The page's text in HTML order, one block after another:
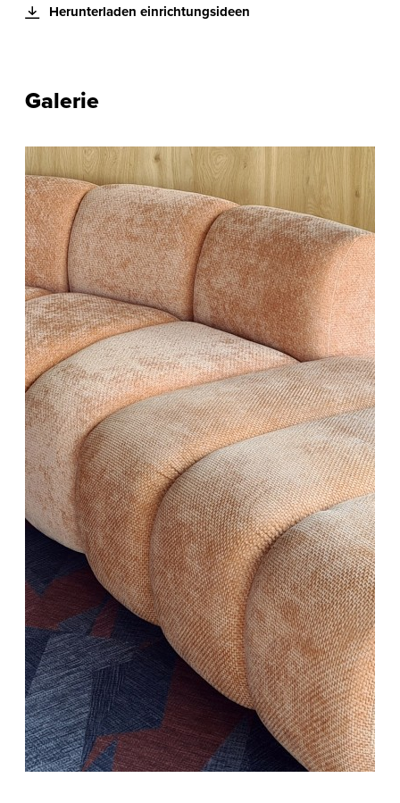
Herunterladen einrichtungsideen
Galerie